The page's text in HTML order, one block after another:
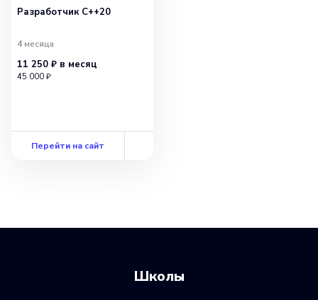
Разработчик С++20
4 месяца
11 250 ₽ в месяц
45 000 ₽
Перейти на сайт
Школы